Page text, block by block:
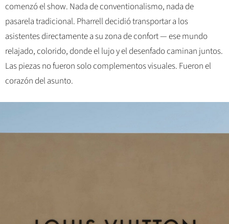
comenzó el show. Nada de conventionalismo, nada de
pasarela tradicional. Pharrell decidió transportar a los
asistentes directamente a su zona de confort — ese mundo
relajado, colorido, donde el lujo y el desenfado caminan juntos.
Las piezas no fueron solo complementos visuales. Fueron el
corazón del asunto.